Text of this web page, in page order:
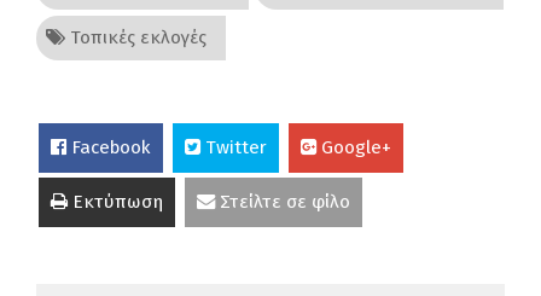
Τοπικές εκλογές
Facebook Twitter Google+
Εκτύπωση Στείλτε σε φίλο